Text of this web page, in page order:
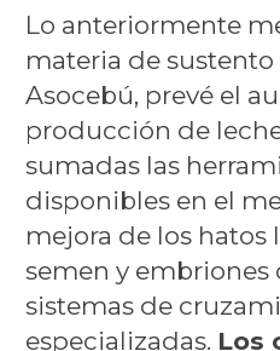
Lo anteriormente
materia de sustento
Asocebú, prevé el
producción de
sumadas las
disponibles en el
mejora de los hatos
semen y embriones
sistemas de
especializadas. Los